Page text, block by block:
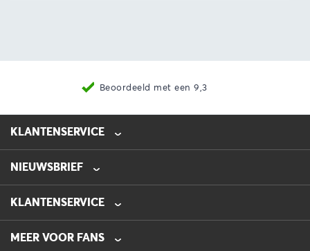
Beoordeeld met een 9,3
KLANTENSERVICE
0475-218632
info@automotive-line.nl
NIEUWSBRIEF
KLANTENSERVICE
Bestellen
Betalen
MEER VOOR FANS